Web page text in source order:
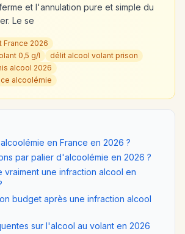
et l'annulation pure et simple du
Le se
France 2026
0,5 g/l
délit alcool volant prison
alcool 2026
alcoolémie
en France en 2026 ?
par palier d'alcoolémie en 2026 ?
vraiment une infraction alcool en
budget après une infraction alcool
sur l'alcool au volant en 2026